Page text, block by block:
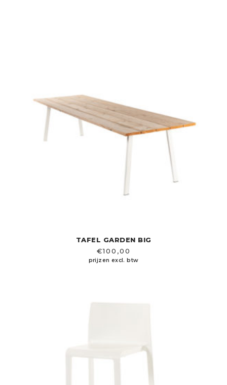
TAFEL GARDEN BIG
€100,00
prijzen excl. btw